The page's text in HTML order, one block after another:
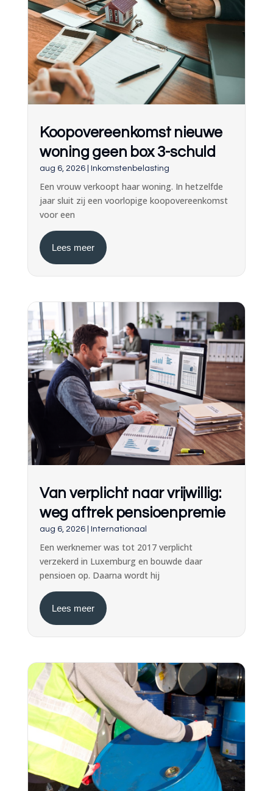
Koopovereenkomst nieuwe
woning geen box 3-schuld
aug 6, 2026| Inkomstenbelasting
Een vrouw verkoopt haar woning. In hetzelfde
jaar sluit zij een voorlopige koopovereenkomst
voor een
Lees meer
Van verplicht naar vrijwillig:
weg aftrek pensioenpremie
aug 6, 2026| Internationaal
Een werknemer was tot 2017 verplicht
verzekerd in Luxemburg en bouwde daar
pensioen op. Daarna wordt hij
Lees meer